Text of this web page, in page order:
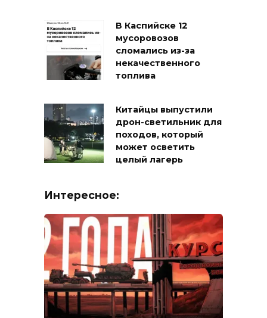
В Каспийске 12
мусоровозов
сломались из-за
некачественного
топлива
Китайцы выпустили
дрон-светильник для
походов, который
может осветить
целый лагерь
Интересное: